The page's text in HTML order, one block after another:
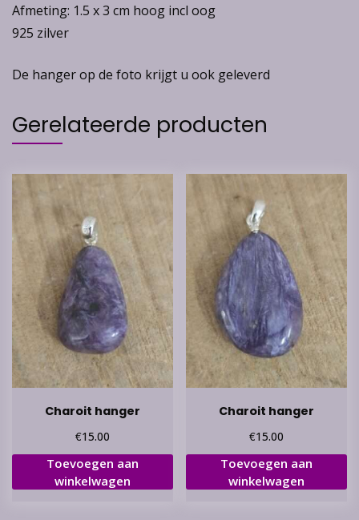
Afmeting: 1.5 x 3 cm hoog incl oog
925 zilver
De hanger op de foto krijgt u ook geleverd
Gerelateerde producten
Charoit hanger
€15.00
Toevoegen aan
winkelwagen
Charoit hanger
€15.00
Toevoegen aan
winkelwagen